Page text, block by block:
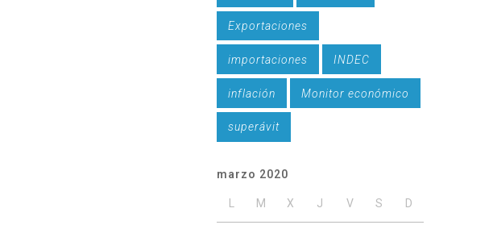
Exportaciones
importaciones INDEC
inflación Monitor económico
superávit
marzo 2020
L M X J V S D